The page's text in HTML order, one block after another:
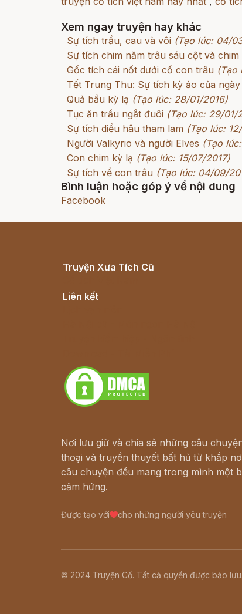
Xem ngay truyện hay khác
Sự tích trầu, cau và vôi (Tạo lúc: 04/
Sự tích chim năm trâu sáu cột và
Gốc tích cái nốt dưới cổ con trâu (Tạo
Tết Trung Thu: Sự tích kỳ ảo của
Quả bầu kỳ lạ (Tạo lúc: 28/01/2016)
Tục ăn trầu ngắt đuôi (Tạo lúc: 29/01/
Sự tích diều hâu tham lam (Tạo lúc:
Người Valkyrio và người Elves (Tạo
Con chim kỳ lạ (Tạo lúc: 15/07/2017)
Sự tích về con trâu (Tạo lúc: 04/09/
Bình luận hoặc góp ý về nội dung
Facebook
Truyện Xưa Tích Cũ
Liên kết
Nơi lưu giữ và chia sẻ những câu
thoại và truyền thuyết bất hủ từ khắp
câu chuyện đều mang trong mình một
cảm hứng.
Được tạo với cho những người yêu truyện
© 2024 Truyện Cổ. Tất cả quyền được bảo lưu.